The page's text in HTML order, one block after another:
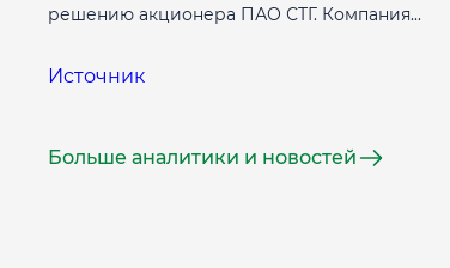
решению акционера ПАО СТГ. Компания...
Источник
Больше аналитики и новостей